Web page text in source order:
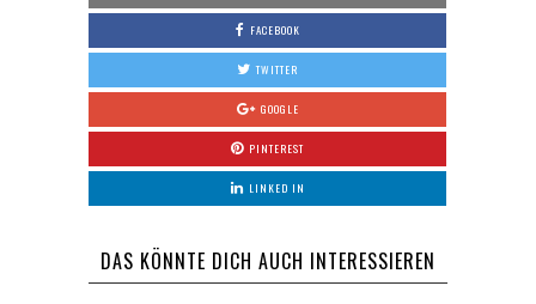
FACEBOOK
TWITTER
GOOGLE
PINTEREST
LINKED IN
DAS KÖNNTE DICH AUCH INTERESSIEREN